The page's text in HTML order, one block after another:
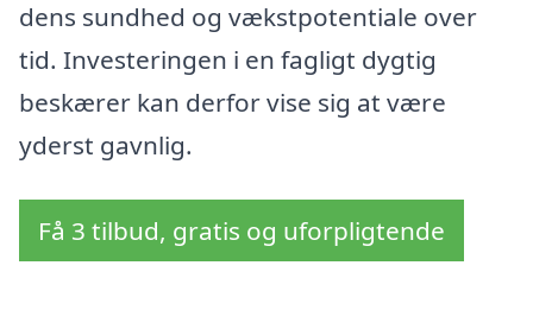
dens sundhed og vækstpotentiale over
tid. Investeringen i en fagligt dygtig
beskærer kan derfor vise sig at være
yderst gavnlig.
Få 3 tilbud, gratis og uforpligtende